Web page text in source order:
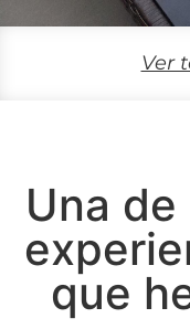
Ver
Una de
que